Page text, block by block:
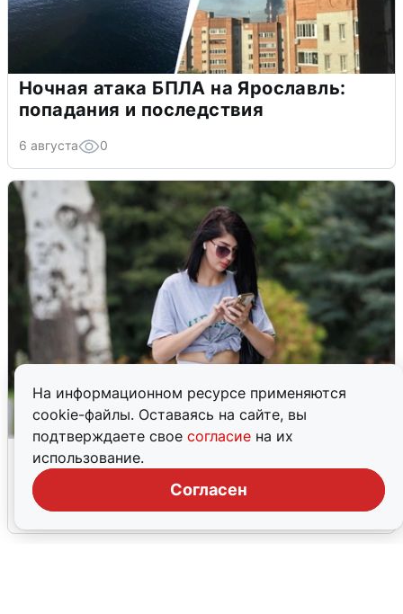
На информационном ресурсе применяются
cookie-файлы. Оставаясь на сайте, вы
подтверждаете свое согласие на их
использование.
Согласен
Ночная атака БПЛА на Ярославль:
попадания и последствия
6 августа 0
Волгоградцы остались без
мобильного интернета
6 августа 0